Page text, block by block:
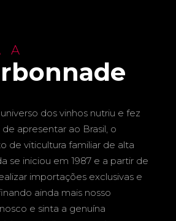
A
dos vinhos nutriu e fez
apresentar ao Brasil, o
de viticultura familiar de alta
se iniciou em 1987 e a partir de
importações exclusivas e
ainda mais nosso
e sinta a genuína